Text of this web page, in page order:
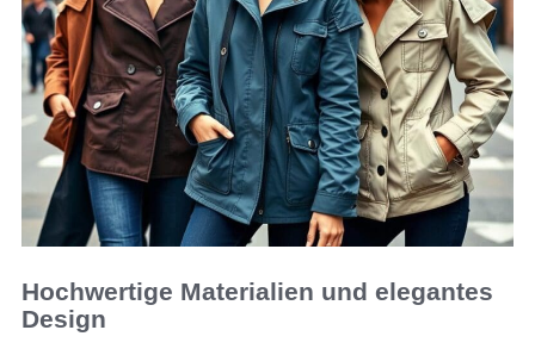
Hochwertige Materialien und elegantes
Design